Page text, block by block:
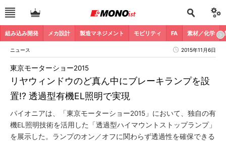
組み込み開発 メカ設計 製造マネジメント モビリティ FA 素材／化学
ニュース 2015年11月6日
リヤウィンドウのど真ん中にブレーキランプを設
置!? 透過型有機EL照明で実現
東京モーターショー2015
パイオニアは、「東京モーターショー2015」において、独自の有
機EL照明技術を活用した「透過型ハイマウントストップランプ」
を展示した。ランプのオン／オフに関わらず透過性を確保できる